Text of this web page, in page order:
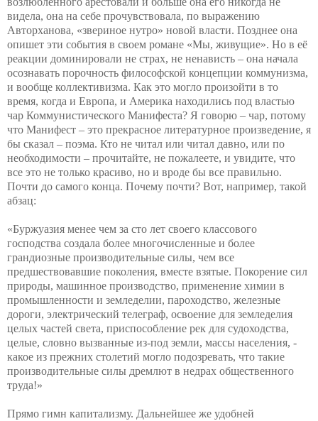
видела, она на себе прочувствовала, по выражению
Авторханова, «звериное нутро» новой власти. Позднее она
опишет эти события в своем романе «Мы, живущие». Но в её
реакции доминировали не страх, не ненависть – она начала
осознавать порочность философской концепции коммунизма,
и вообще коллективизма. Как это могло произойти в то
время, когда и Европа, и Америка находились под властью
чар Коммунистического Манифеста? Я говорю – чар, потому
что Манифест – это прекрасное литературное произведение, я
бы сказал – поэма. Кто не читал или читал давно, или по
необходимости – прочитайте, не пожалеете, и увидите, что
все это не только красиво, но и вроде бы все правильно.
Почти до самого конца. Почему почти? Вот, например, такой
абзац:
«Буржуазия менее чем за сто лет своего классового
господства создала более многочисленные и более
грандиозные производительные силы, чем все
предшествовавшие поколения, вместе взятые. Покорение сил
природы, машинное производство, применение химии в
промышленности и земледелии, пароходство, железные
дороги, электрический телеграф, освоение для земледелия
целых частей света, приспособление рек для судоходства,
целые, словно вызванные из-под земли, массы населения, -
какое из прежних столетий могло подозревать, что такие
производительные силы дремлют в недрах общественного
труда!»
Прямо гимн капитализму. Дальнейшее же удобней